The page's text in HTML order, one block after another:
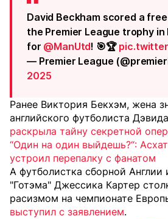
David Beckham scored a
the Premier League trophy
for @ManUtd! 🎯🏆
— Premier League
2025
Ранее Виктория Бекхэм, жена
английского футболиста
раскрыла тайну секретной
“Один на один выйдешь?“:
устроил перепалку с фанатом
А футболистка сборной Англии
"Готэма" Джессика Картер
расизмом на чемпионате
выступил с заявлением.